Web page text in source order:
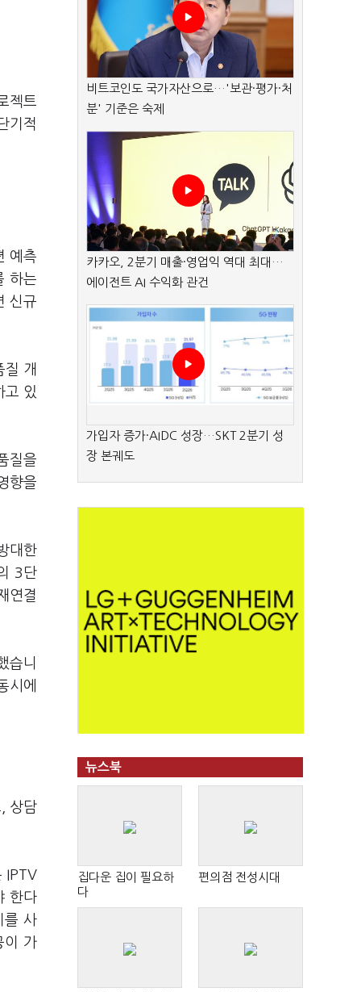
젝트
기적
예측
하는
신규
질 개
고 있
질을
향을
대한
3단
연결
습니
시에
상담
IPTV
한다
를 사
이 가
비트코인도 국가자산으로…'보관·평가·처
분' 기준은 숙제
카카오, 2분기 매출·영업익 역대 최대…
에이전트 AI 수익화 관건
가입자 증가·AIDC 성장…SKT 2분기 성
장 본궤도
뉴스북
집다운 집이 필요하
다
편의점 전성시대